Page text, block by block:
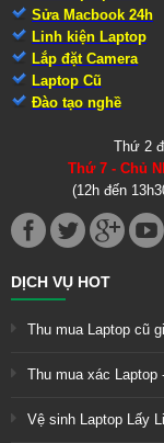
Sửa Macbook 24h
Linh kiện Laptop
Lắp đặt Camera
Laptop Cũ
Đào tạo nghề
Thứ 2
Thứ 7 - Chủ
(12h đến
DỊCH VỤ HOT
Thu mua Laptop cũ
Thu mua xác Laptop
Vệ sinh Laptop Lấy